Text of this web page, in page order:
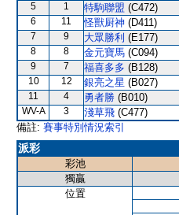
5 1 特駒聯盟 (C472)
6 11 怪獸厨神 (D411)
7 9 大眾勝利 (E177)
8 8 金元寶馬 (C094)
9 7 福喜多多 (B128)
10 12 銀亮之星 (B027)
11 4 勇者勝 (B010)
WV-A 3 淺草飛 (C477)
備註: 賽事特別情況索引
派彩
彩池
獨贏
位置